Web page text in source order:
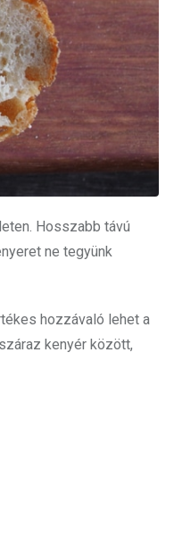
Hosszabb távú
ne tegyünk
hozzávaló lehet a
kenyér között,